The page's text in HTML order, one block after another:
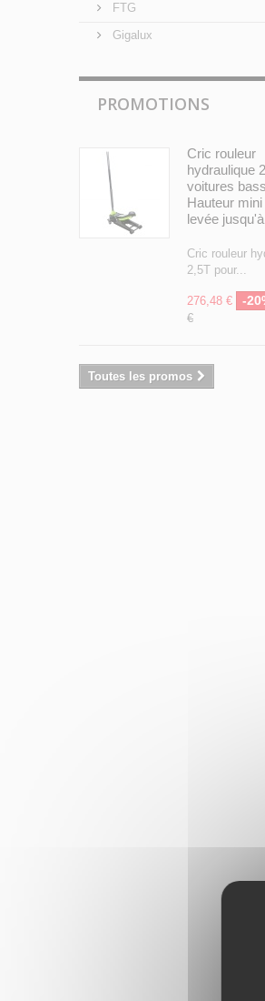
FTG
Gigalux
PROMOTIONS
Cric rouleur
hydraulique
voitures
Hauteur
levée
Cric rouleur
2,5T pour...
276,48 € -
€
Toutes les promos